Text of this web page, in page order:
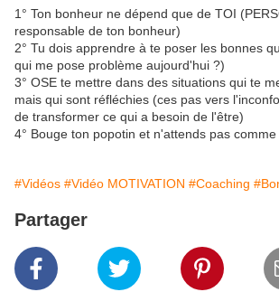
1° Ton bonheur ne dépend que de TOI
responsable de ton bonheur)
2° Tu dois apprendre à te poser les bonnes
qui me pose problème aujourd'hui ?)
3° OSE te mettre dans des situations qui te
mais qui sont réfléchies (ces pas vers
de transformer ce qui a besoin de l'être)
4° Bouge ton popotin et n'attends pas
#Vidéos #Vidéo MOTIVATION #Coaching
Partager